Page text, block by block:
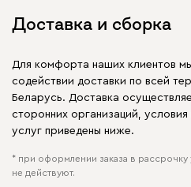
Доставка и сборка
Для комфорта наших клиентов
содействии доставки по всей
Беларусь. Доставка
сторонних организаций,
услуг приведены ниже.
* при оформлении заказа в рассрочку
не действуют.